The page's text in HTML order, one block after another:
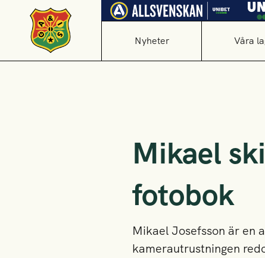
Nyheter Våra
Mikael
fotobok
Mikael Josefsson är en
kamerautrustningen